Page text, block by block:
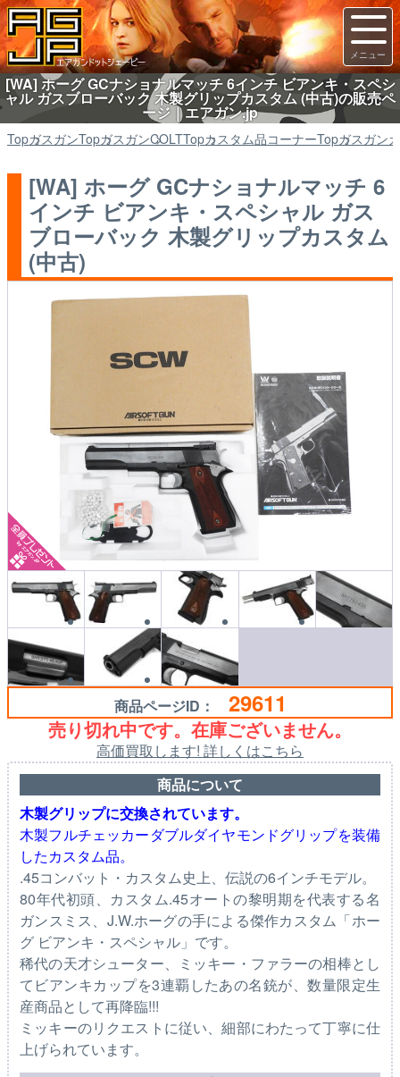
[WA] ホーグ GCナショナルマッチ 6インチ ビアンキ・スペシ
ャル ガスブローバック 木製グリップカスタム (中古)の販売ペ
ージ｜エアガン.jp
TopガスガンTopガスガンCOLTTopカスタム品コーナーTopガスガン
[WA] ホーグ GCナショナルマッチ 6
インチ ビアンキ・スペシャル ガス
ブローバック 木製グリップカスタム
(中古)
商品ページID： 29611
売り切れ中です。在庫ございません。
高価買取します! 詳しくはこちら
商品について
木製グリップに交換されています。
木製フルチェッカーダブルダイヤモンドグリップを装備
したカスタム品。
.45コンバット・カスタム史上、伝説の6インチモデル。
80年代初頭、カスタム.45オートの黎明期を代表する名
ガンスミス、J.W.ホーグの手による傑作カスタム「ホー
グ ビアンキ・スペシャル」です。
稀代の天才シューター、ミッキー・ファラーの相棒とし
てビアンキカップを3連覇したあの名銃が、数量限定生
産商品として再降臨!!!
ミッキーのリクエストに従い、細部にわたって丁寧に仕
上げられています。